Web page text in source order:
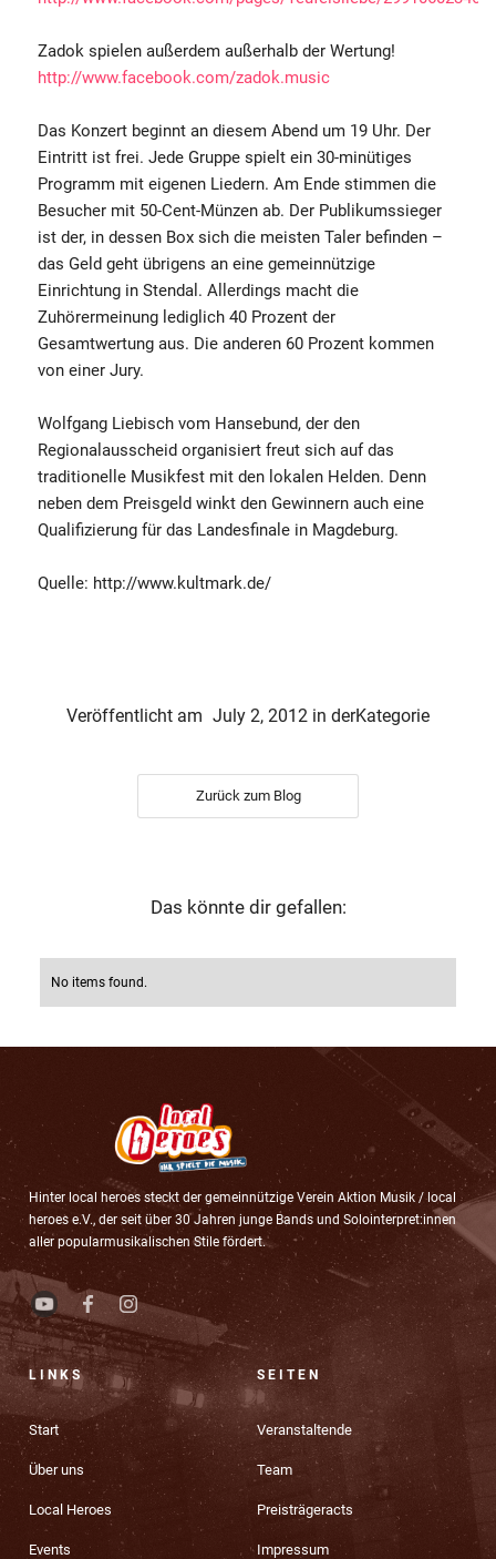
Zadok spielen außerdem außerhalb der Wertung!
http://www.facebook.com/zadok.music
Das Konzert beginnt an diesem Abend um 19 Uhr. Der
Eintritt ist frei. Jede Gruppe spielt ein 30-minütiges
Programm mit eigenen Liedern. Am Ende stimmen die
Besucher mit 50-Cent-Münzen ab. Der Publikumssieger
ist der, in dessen Box sich die meisten Taler befinden –
das Geld geht übrigens an eine gemeinnützige
Einrichtung in Stendal. Allerdings macht die
Zuhörermeinung lediglich 40 Prozent der
Gesamtwertung aus. Die anderen 60 Prozent kommen
von einer Jury.
Wolfgang Liebisch vom Hansebund, der den
Regionalausscheid organisiert freut sich auf das
traditionelle Musikfest mit den lokalen Helden. Denn
neben dem Preisgeld winkt den Gewinnern auch eine
Qualifizierung für das Landesfinale in Magdeburg.
Quelle: http://www.kultmark.de/
Veröffentlicht am July 2, 2012 in derKategorie
Zurück zum Blog
Das könnte dir gefallen:
No items found.
Hinter local heroes steckt der gemeinnützige Verein Aktion Musik / local
heroes e.V., der seit über 30 Jahren junge Bands und Solointerpret:innen
aller popularmusikalischen Stile fördert.
LINKS
Start
Über uns
Local Heroes
Events
SEITEN
Veranstaltende
Team
Preisträgeracts
Impressum